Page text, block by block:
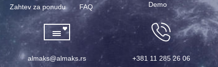
Zahtev za ponudu
FAQ
Demo
almaks@almaks.rs +381 11 285 26 06